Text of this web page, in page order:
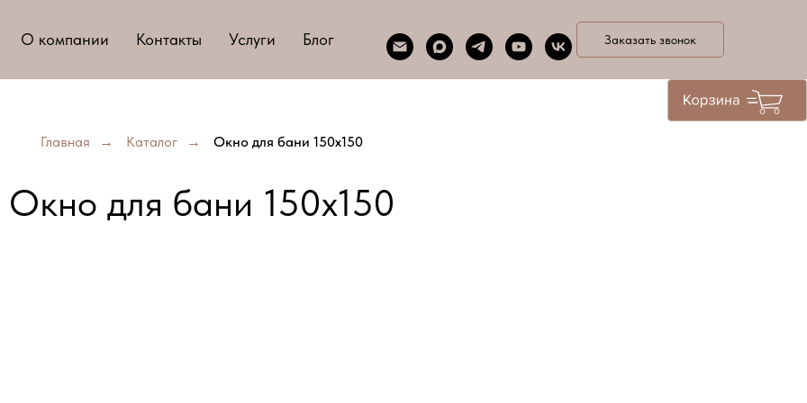
О компании Контакты Услуги Блог Заказать звонок
Главная → Каталог → Окно для бани 150х150
Окно для бани 150х150